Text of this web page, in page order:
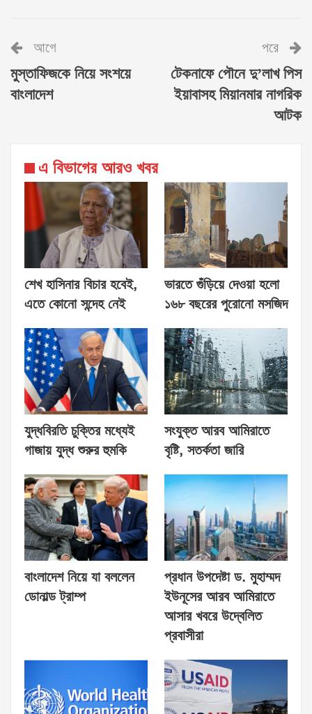
আগে
মুস্তাফিজকে নিয়ে সংশয়ে
বাংলাদেশ
পরে
টেকনাফে পৌনে দু’লাখ পিস
ইয়াবাসহ মিয়ানমার নাগরিক
আটক
এ বিভাগের আরও খবর
শেখ হাসিনার বিচার হবেই,
এতে কোনো সন্দেহ নেই
ভারতে গুঁড়িয়ে দেওয়া হলো
১৬৮ বছরের পুরোনো মসজিদ
যুদ্ধবিরতি চুক্তির মধ্যেই
গাজায় যুদ্ধ শুরুর হুমকি
সংযুক্ত আরব আমিরাতে
বৃষ্টি, সতর্কতা জারি
বাংলাদেশ নিয়ে যা বললেন
ডোনাল্ড ট্রাম্প
প্রধান উপদেষ্টা ড. মুহাম্মদ
ইউনূসের আরব আমিরাতে
আসার খবরে উদ্বেলিত
প্রবাসীরা